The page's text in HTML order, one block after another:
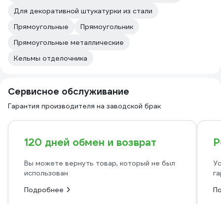
Для декоративной штукатурки из стали
Прямоугольные
Прямоугольник
Прямоугольные металлические
Кельмы отделочника
Сервисное обслуживание
Гарантия производителя на заводской брак
120 дней обмен и возврат
Вы можете вернуть товар, который не был
использован
Подробнее